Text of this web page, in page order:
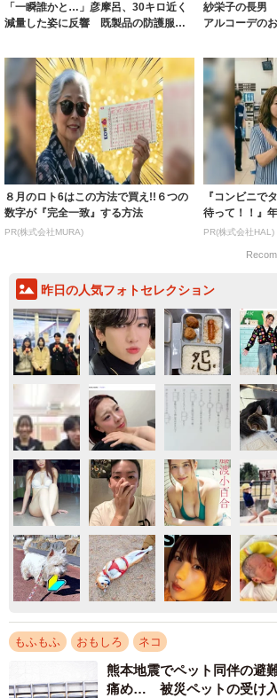
「一瞬誰かと…」彦摩呂、30キロ近く
減量した姿に反響 既製品の防護服が
紗栄子の長男
アルコーデの
８月のロト6はこの方法で買え!!６つの
数字が『完全一致』する方法
PR(株式会社MURA)
『コンビニで
待って！！』
バコ
PR(株式会社HAL)
昨日の人気フォトセレクション
もふもふ おもしろ ネコ
熊本地震でペット同伴の避
痛め… 被災ペットの受け